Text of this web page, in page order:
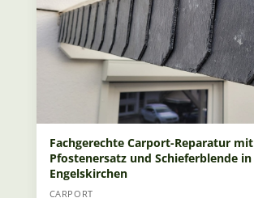
Fachgerechte Carport-Reparatur mit
Pfostenersatz und Schieferblende in
Engelskirchen
CARPORT